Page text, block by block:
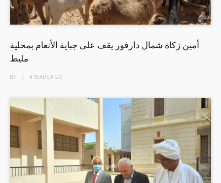
أمين زكاة شمال دارفور يقف على جباية الأنعام بمحلية
مليط
BY 4 YEARSAGO